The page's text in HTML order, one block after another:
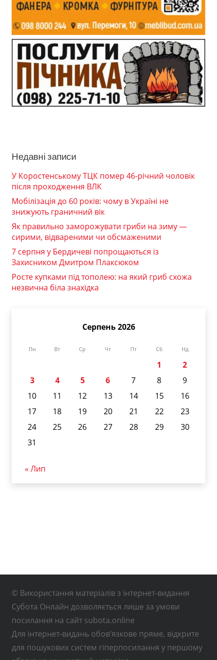
Недавні записи
У Коростенському ТЦК помер 46-річний чоловік
після проходження ВЛК
Мобілізація до 60 років: чому в Україні не
знижують граничний вік
Як правильно заморожувати гриби на зиму —
сирими, відвареними чи обсмаженими
7 серпня у Бердичеві попрощаються із
Захисником Дмитром Плаксюком
Росте купками під тополею: на який гриб схожа
незвична біла знахідка
Серпень 2026
Пн Вт Ср Чт Пт Сб Нд
1
2
3
4 5 6 7 8
9
10
11 12 13 14 15
16
17
18 19 20 21 22
23
24
25 26 27 28 29
30
31
« Лип
© Використання матеріалів з інтернет-видання
Субота Онлайн дозволяється лише за умови
посилання на сайт subota.online
Для інтернет-видань обов’язкове пряме, відкрите
для пошукових систем гіперпосилання у першому